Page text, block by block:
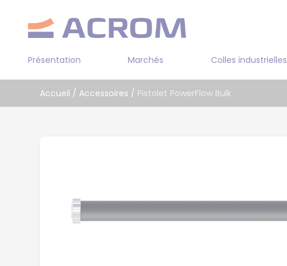
Présentation
Marchés
Transport
Industrie
Colles industrielles
Accueil / Accessoires / Pistolet PowerFlow Bulk